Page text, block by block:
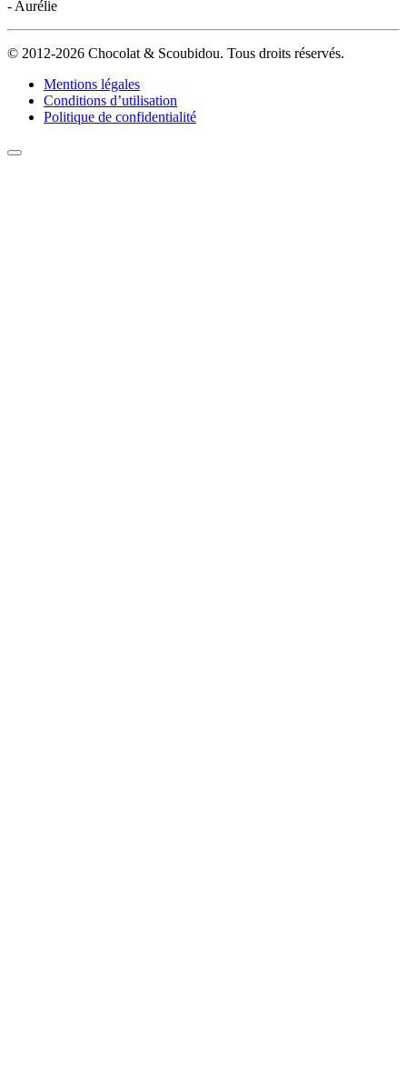
- Aurélie
© 2012-2026 Chocolat & Scoubidou. Tous droits réservés.
Mentions légales
Conditions d’utilisation
Politique de confidentialité